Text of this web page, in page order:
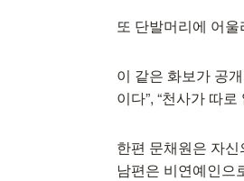
또 단발머리에 어
이 같은 화보가 공
이다”, “천사가 따
한편 문채원은 자
남편은 비연예인으